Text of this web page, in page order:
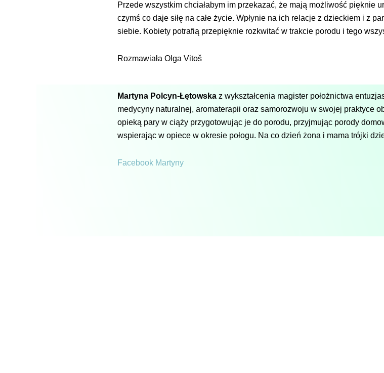
Przede wszystkim chciałabym im przekazać, że mają możliwość pięknie
czymś co daje siłę na całe życie. Wpłynie na ich relacje z dzieckiem i z
siebie. Kobiety potrafią przepięknie rozkwitać w trakcie porodu i tego
Rozmawiała Olga Vitoš
Martyna Polcyn-Łętowska z wykształcenia magister położnictwa
medycyny naturalnej, aromaterapii oraz samorozwoju w swojej praktyce
opieką pary w ciąży przygotowując je do porodu, przyjmując porody
wspierając w opiece w okresie połogu. Na co dzień żona i mama trójki
Facebook Martyny